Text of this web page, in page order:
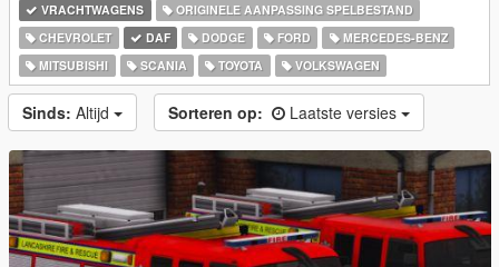
VRACHTWAGENS
ORIGINELE AANPASSING SPELBESTAND
CHEVROLET
DAF DODGE FORD
MERCEDES-BENZ
MITSUBISHI
SCANIA TOYOTA VOLKSWAGEN
Sinds: Altijd Sorteren op: Laatste versies